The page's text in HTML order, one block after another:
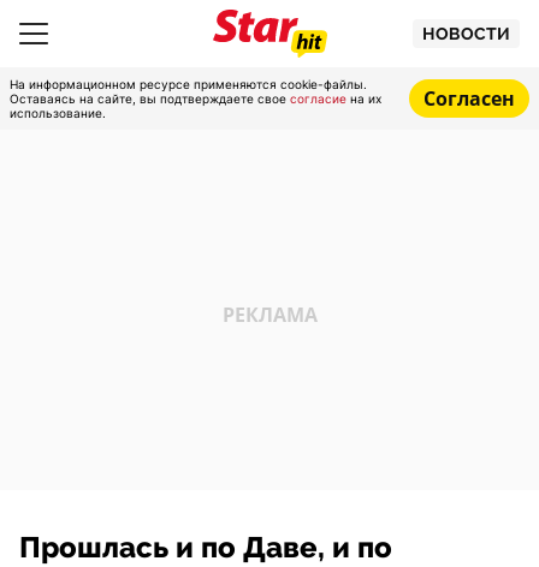
НОВОСТИ
На информационном ресурсе применяются cookie-файлы.
Оставаясь на сайте, вы подтверждаете свое согласие на их
использование.
Согласен
Прошлась и по Даве, и по